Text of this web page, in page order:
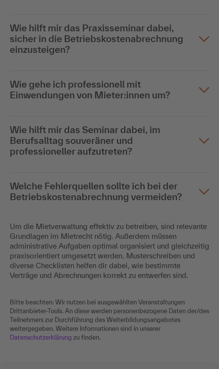
Wie hilft mir das Praxisseminar dabei,
sicher in die Betriebskostenabrechnung
einzusteigen?
Wie gehe ich professionell mit
Einwendungen von Mieter:innen um?
Wie hilft mir das Seminar dabei, im
Berufsalltag souveräner und
professioneller aufzutreten?
Welche Fehlerquellen sollte ich bei der
Betriebskostenabrechnung vermeiden?
Um die Mietverwaltung effektiv zu betreiben, sind relevante
Grundlagen im Mietrecht nötig. Außerdem müssen
administrative Aufgaben optimal organisiert und gleichzeitig
praxisorientiert umgesetzt werden. Musterschreiben und
diverse Checklisten helfen dir dabei, wie bestimmte
Verträge und Abrechnungen korrekt zu entwerfen sind.
Bitte beachten: Wir nutzen bei ausgewählten Veranstaltungen
Drittanbieter-Tools. An diese werden personenbezogene Daten der/des
Teilnehmers zur Durchführung des Weiterbildungsangebotes
weitergegeben. Weitere Informationen sind in unserer
Datenschutzerklärung zu finden.